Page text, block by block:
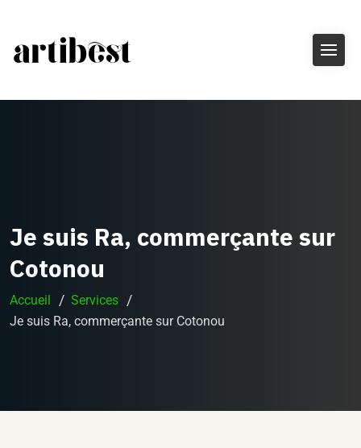
Je suis Ra, commerçante sur
Cotonou
Accueil
Services
Je suis Ra, commerçante sur Cotonou